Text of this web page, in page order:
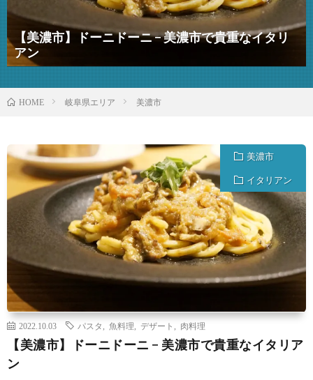
【美濃市】ドーニドーニ − 美濃市で貴重なイタリ
アン
HOME 岐阜県エリア 美濃市
美濃市
イタリアン
2022.10.03 パスタ 魚料理 デザート 肉料理
【美濃市】ドーニドーニ − 美濃市で貴重なイタリア
ン